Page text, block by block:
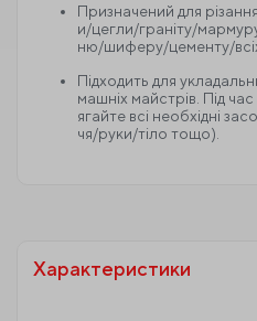
Призначений для
и/цегли/граніту/
ню/шиферу/цементу/всіх
Підходить для
машніх майстрів. Під
ягайте всі необхідні
чя/руки/тіло тощо).
Характеристики